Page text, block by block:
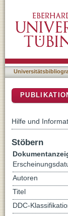
Hilfe und
Stöbern
Autoren
Titel
DDC-